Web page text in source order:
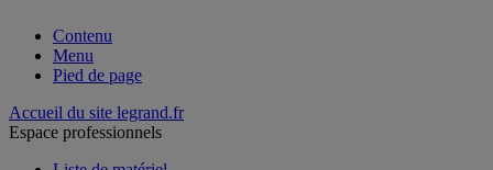
Contenu
Menu
Pied de page
Accueil du site legrand.fr
Espace professionnels